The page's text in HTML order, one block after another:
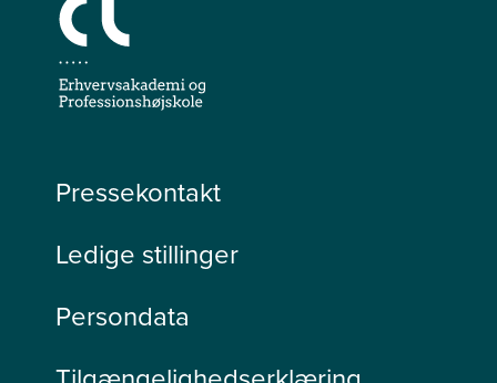
Pressekontakt
Ledige stillinger
Persondata